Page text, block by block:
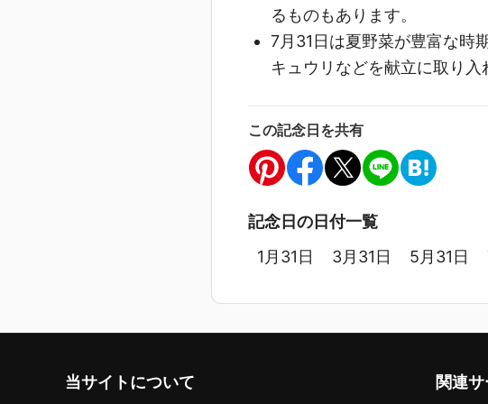
るものもあります。
7月31日は夏野菜が豊富な時
キュウリなどを献立に取り入
この記念日を共有
記念日の日付一覧
1月31日
3月31日 5月31日
当サイトについて 関連